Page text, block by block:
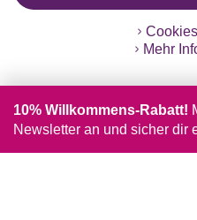
Mehr
10% Willkommens-Rabatt!
Newsletter an und sicher dir